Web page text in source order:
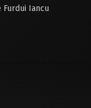
Furdui Iancu